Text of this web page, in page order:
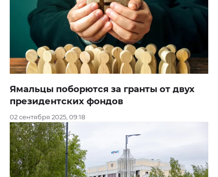
Ямальцы поборются за гранты от двух
президентских фондов
02 сентября 2025, 09:18